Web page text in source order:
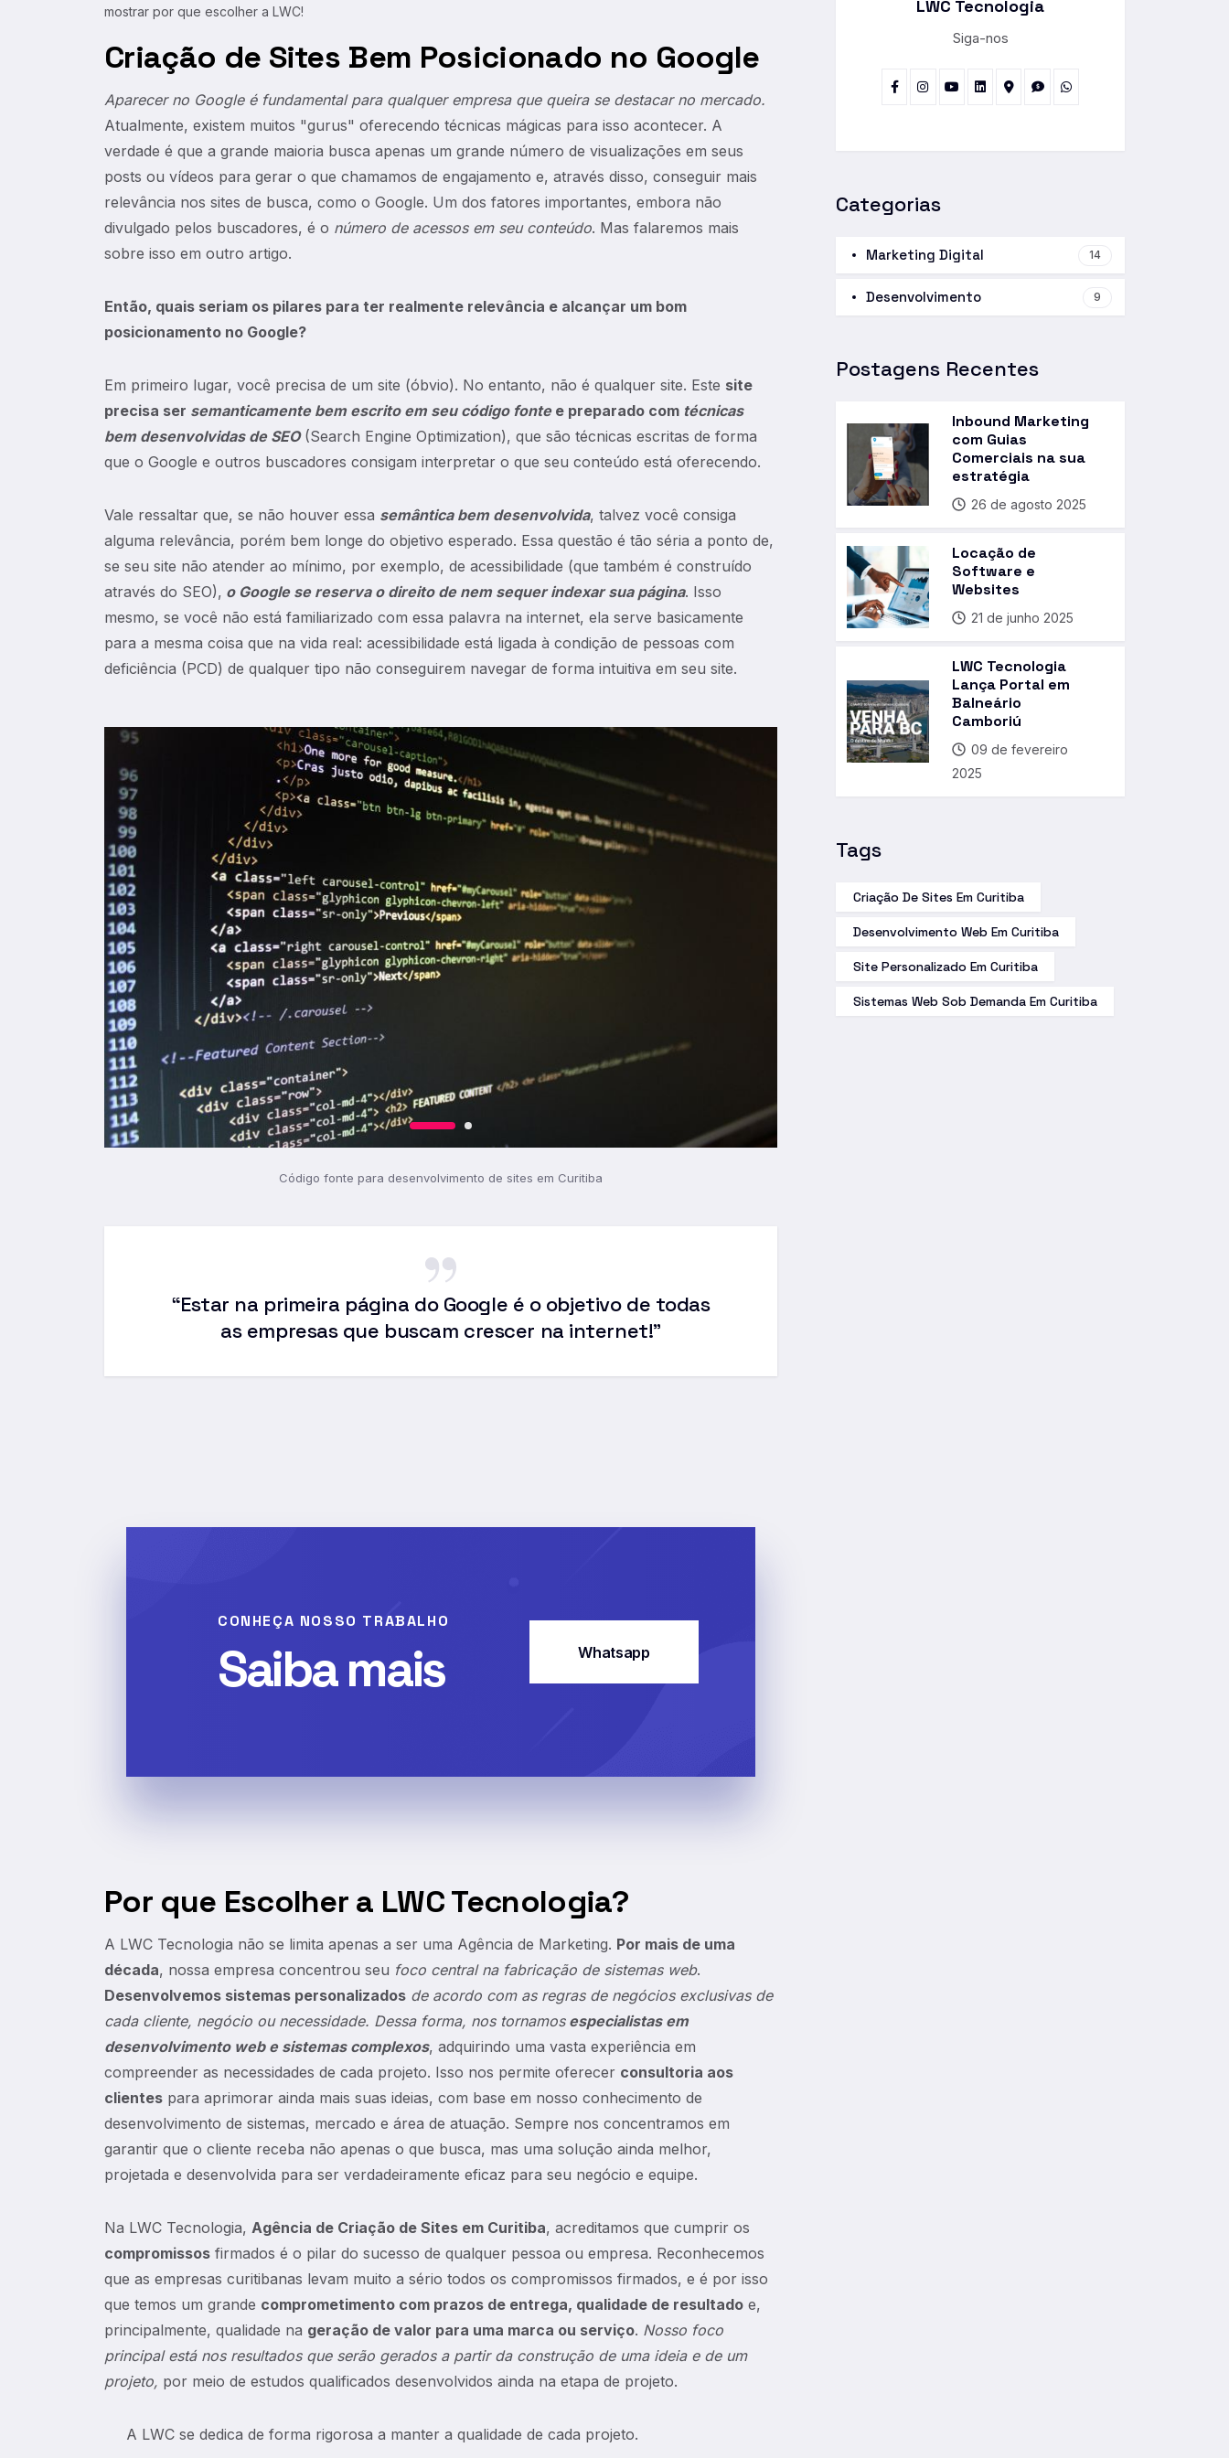
mostrar por que escolher a LWC!
Criação de Sites Bem Posicionado no Google
Aparecer no Google é fundamental para qualquer empresa que queira se destacar no mercado.
Atualmente, existem muitos "gurus" oferecendo técnicas mágicas para isso acontecer. A
verdade é que a grande maioria busca apenas um grande número de visualizações em seus
posts ou vídeos para gerar o que chamamos de engajamento e, através disso, conseguir mais
relevância nos sites de busca, como o Google. Um dos fatores importantes, embora não
divulgado pelos buscadores, é o número de acessos em seu conteúdo. Mas falaremos mais
sobre isso em outro artigo.
Então, quais seriam os pilares para ter realmente relevância e alcançar um bom
posicionamento no Google?
Em primeiro lugar, você precisa de um site (óbvio). No entanto, não é qualquer site. Este site
precisa ser semanticamente bem escrito em seu código fontee preparado com técnicas
bem desenvolvidas de SEO(Search Engine Optimization), que são técnicas escritas de forma
que o Google e outros buscadores consigam interpretar o que seu conteúdo está oferecendo.
Vale ressaltar que, se não houver essa semântica bem desenvolvida, talvez você consiga
alguma relevância, porém bem longe do objetivo esperado. Essa questão é tão séria a ponto de,
se seu site não atender ao mínimo, por exemplo, de acessibilidade (que também é construído
através do SEO), o Google se reserva o direito de nem sequer indexar sua página. Isso
mesmo, se você não está familiarizado com essa palavra na internet, ela serve basicamente
para a mesma coisa que na vida real: acessibilidade está ligada à condição de pessoas com
deficiência (PCD) de qualquer tipo não conseguirem navegar de forma intuitiva em seu site.
Código fonte para desenvolvimento de sites em Curitiba
“Estar na primeira página do Google é o objetivo de todas
as empresas que buscam crescer na internet!”
CONHEÇA NOSSO TRABALHO
Saiba mais Whatsapp
Por que Escolher a LWC Tecnologia?
A LWC Tecnologia não se limita apenas a ser uma Agência de Marketing. Por mais de uma
década, nossa empresa concentrou seu foco central na fabricação de sistemas web.
Desenvolvemos sistemas personalizados de acordo com as regras de negócios exclusivas de
cada cliente, negócio ou necessidade. Dessa forma, nos tornamosespecialistas em
desenvolvimento web e sistemas complexos, adquirindo uma vasta experiência em
compreender as necessidades de cada projeto. Isso nos permite oferecer consultoria aos
clientes para aprimorar ainda mais suas ideias, com base em nosso conhecimento de
desenvolvimento de sistemas, mercado e área de atuação. Sempre nos concentramos em
garantir que o cliente receba não apenas o que busca, mas uma solução ainda melhor,
projetada e desenvolvida para ser verdadeiramente eficaz para seu negócio e equipe.
Na LWC Tecnologia, Agência de Criação de Sites em Curitiba, acreditamos que cumprir os
compromissos firmados é o pilar do sucesso de qualquer pessoa ou empresa. Reconhecemos
que as empresas curitibanas levam muito a sério todos os compromissos firmados, e é por isso
que temos um grande comprometimento com prazos de entrega, qualidade de resultado e,
principalmente, qualidade na geração de valor para uma marca ou serviço. Nosso foco
principal está nos resultados que serão gerados a partir da construção de uma ideia e de um
projeto, por meio de estudos qualificados desenvolvidos ainda na etapa de projeto.
A LWC se dedica de forma rigorosa a manter a qualidade de cada projeto.
LWC Tecnologia
Siga-nos
Categorias
Marketing Digital 14
Desenvolvimento 9
Postagens Recentes
Inbound Marketing
com Guias
Comerciais na sua
estratégia
26 de agosto 2025
Locação de
Software e
Websites
21 de junho 2025
LWC Tecnologia
Lança Portal em
Balneário
Camboriú
09 de fevereiro
2025
Tags
Criação De Sites Em Curitiba
Desenvolvimento Web Em Curitiba
Site Personalizado Em Curitiba
Sistemas Web Sob Demanda Em Curitiba